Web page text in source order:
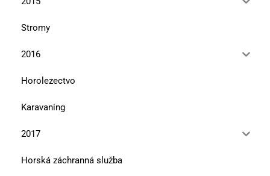
Stromy
2016
Horolezectvo
Karavaning
2017
Horská záchranná služba